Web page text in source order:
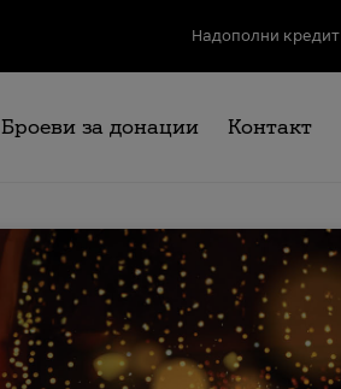
Надополни кредит
Броеви за донации Контакт